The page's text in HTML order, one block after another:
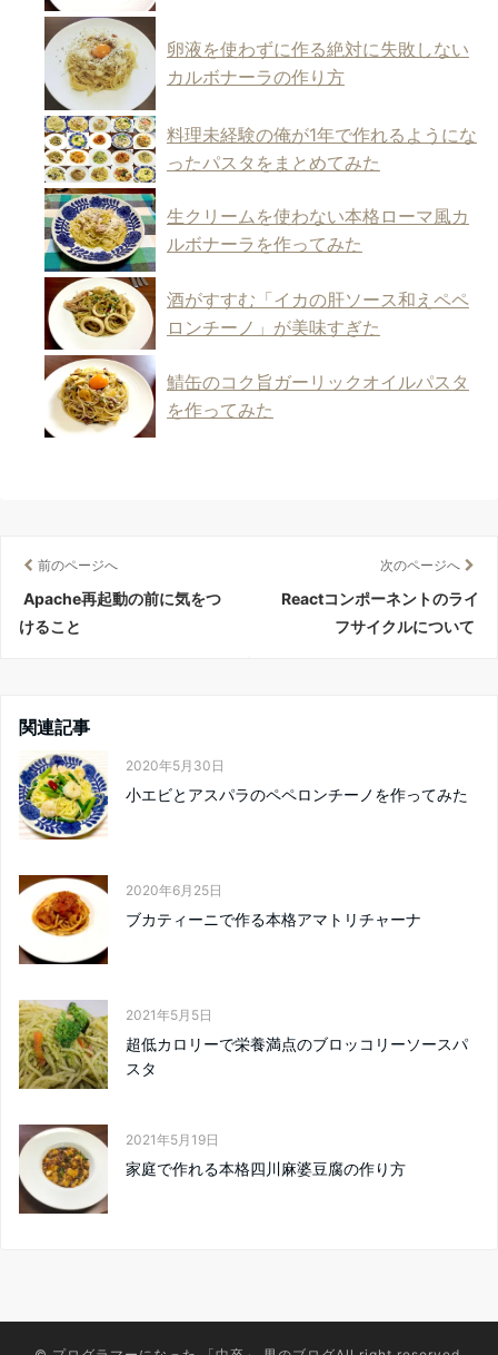
卵液を使わずに作る絶対に失敗しない
カルボナーラの作り方
料理未経験の俺が1年で作れるようにな
ったパスタをまとめてみた
生クリームを使わない本格ローマ風カ
ルボナーラを作ってみた
酒がすすむ「イカの肝ソース和えペペ
ロンチーノ」が美味すぎた
鯖缶のコク旨ガーリックオイルパスタ
を作ってみた
前のページへ
Apache再起動の前に気をつ
けること
次のページへ
Reactコンポーネントのライ
フサイクルについて
関連記事
2020年5月30日
小エビとアスパラのペペロンチーノを作ってみた
2020年6月25日
ブカティーニで作る本格アマトリチャーナ
2021年5月5日
超低カロリーで栄養満点のブロッコリーソースパ
スタ
2021年5月19日
家庭で作れる本格四川麻婆豆腐の作り方